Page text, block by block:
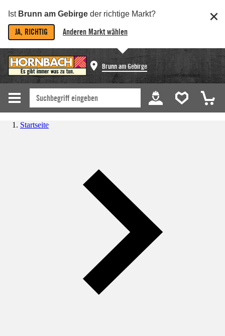
Ist Brunn am Gebirge der richtige Markt?
JA, RICHTIG Anderen Markt wählen
Brunn am Gebirge
Startseite